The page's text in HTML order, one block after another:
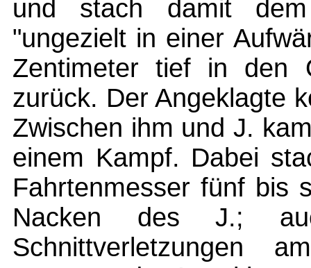
und stach damit
"ungezielt in einer
Zentimeter tief in den
zurück. Der Angeklagte
Zwischen ihm und J.
einem Kampf. Dabei
Fahrtenmesser fünf bis
Nacken des J.;
Schnittverletzungen